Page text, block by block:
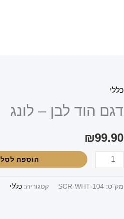
כללי
דגם הוד לבן – לונג
₪99.90
כמות
של
הוד
לבן
הוספה לסל
מק"ט: SCR-WHT-104 קטגוריה: כללי